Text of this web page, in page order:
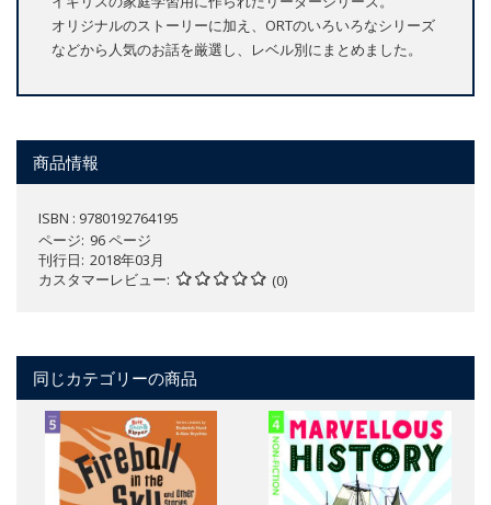
オリジナルのストーリーに加え、ORTのいろいろなシリーズ
などから人気のお話を厳選し、レベル別にまとめました。
商品情報
ISBN : 9780192764195
ページ 96 ページ
刊行日 2018年03月
カスタマーレビュー
(0)
同じカテゴリーの商品